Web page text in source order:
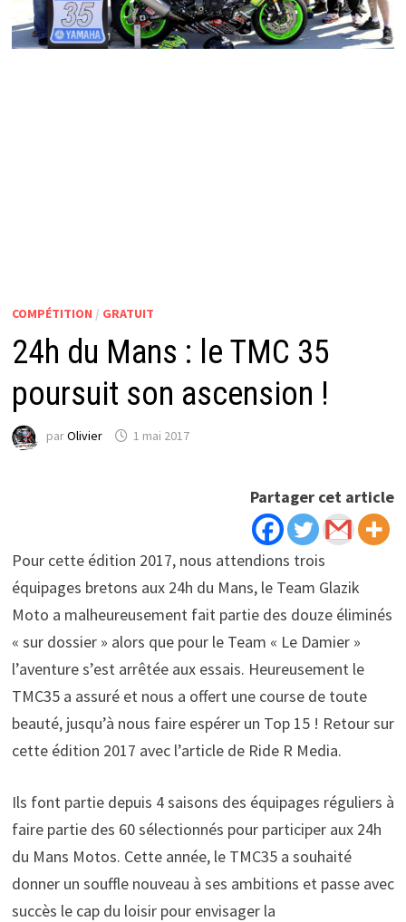
COMPÉTITION / GRATUIT
24h du Mans : le TMC 35
poursuit son ascension !
parOlivier 1 mai 2017
Partager cet article
Pour cette édition 2017, nous attendions trois
équipages bretons aux 24h du Mans, le Team Glazik
Moto a malheureusement fait partie des douze éliminés
« sur dossier » alors que pour le Team « Le Damier »
l’aventure s’est arrêtée aux essais. Heureusement le
TMC35 a assuré et nous a offert une course de toute
beauté, jusqu’à nous faire espérer un Top 15 ! Retour sur
cette édition 2017 avec l’article de Ride R Media.
Ils font partie depuis 4 saisons des équipages réguliers à
faire partie des 60 sélectionnés pour participer aux 24h
du Mans Motos. Cette année, le TMC35 a souhaité
donner un souffle nouveau à ses ambitions et passe avec
succès le cap du loisir pour envisager la